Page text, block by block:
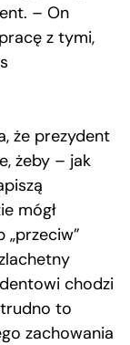
– On
z tymi,
że prezydent
żeby – jak
mógł
„przeciw”
chodzi
to
zachowania